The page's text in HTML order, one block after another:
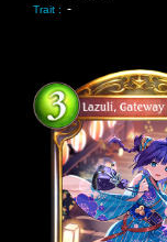
Trait : -